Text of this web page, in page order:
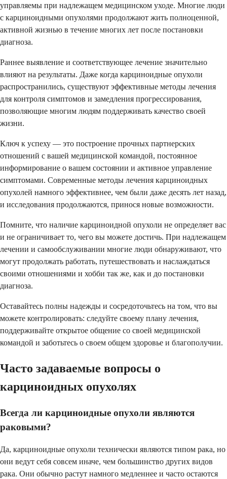
управляемы при надлежащем медицинском уходе. Многие люди
с карциноидными опухолями продолжают жить полноценной,
активной жизнью в течение многих лет после постановки
диагноза.
Раннее выявление и соответствующее лечение значительно
влияют на результаты. Даже когда карциноидные опухоли
распространились, существуют эффективные методы лечения
для контроля симптомов и замедления прогрессирования,
позволяющие многим людям поддерживать качество своей
жизни.
Ключ к успеху — это построение прочных партнерских
отношений с вашей медицинской командой, постоянное
информирование о вашем состоянии и активное управление
симптомами. Современные методы лечения карциноидных
опухолей намного эффективнее, чем были даже десять лет назад,
и исследования продолжаются, принося новые возможности.
Помните, что наличие карциноидной опухоли не определяет вас
и не ограничивает то, чего вы можете достичь. При надлежащем
лечении и самообслуживании многие люди обнаруживают, что
могут продолжать работать, путешествовать и наслаждаться
своими отношениями и хобби так же, как и до постановки
диагноза.
Оставайтесь полны надежды и сосредоточьтесь на том, что вы
можете контролировать: следуйте своему плану лечения,
поддерживайте открытое общение со своей медицинской
командой и заботьтесь о своем общем здоровье и благополучии.
Часто задаваемые вопросы о
карциноидных опухолях
Всегда ли карциноидные опухоли являются
раковыми?
Да, карциноидные опухоли технически являются типом рака, но
они ведут себя совсем иначе, чем большинство других видов
рака. Они обычно растут намного медленнее и часто остаются